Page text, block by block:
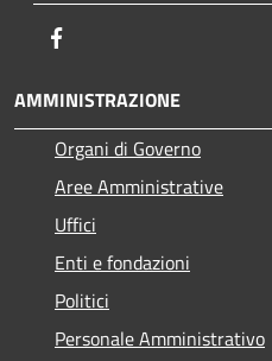
AMMINISTRAZIONE
Organi di Governo
Aree Amministrative
Uffici
Enti e fondazioni
Politici
Personale Amministrativo